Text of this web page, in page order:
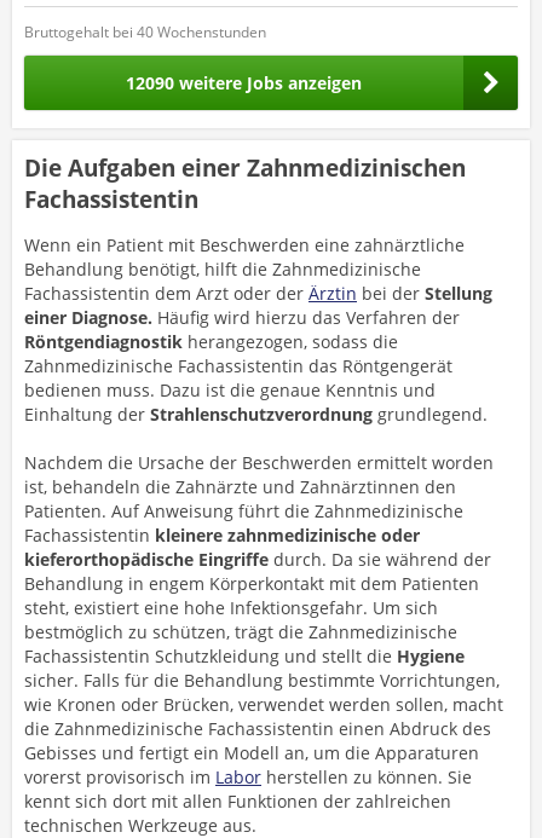
Bruttogehalt bei 40 Wochenstunden
12090 weitere Jobs anzeigen
Die Aufgaben einer Zahnmedizinischen
Fachassistentin
Wenn ein Patient mit Beschwerden eine zahnärztliche
Behandlung benötigt, hilft die Zahnmedizinische
Fachassistentin dem Arzt oder der Ärztin bei der Stellung
einer Diagnose. Häufig wird hierzu das Verfahren der
Röntgendiagnostik herangezogen, sodass die
Zahnmedizinische Fachassistentin das Röntgengerät
bedienen muss. Dazu ist die genaue Kenntnis und
Einhaltung der Strahlenschutzverordnung grundlegend.
Nachdem die Ursache der Beschwerden ermittelt worden
ist, behandeln die Zahnärzte und Zahnärztinnen den
Patienten. Auf Anweisung führt die Zahnmedizinische
Fachassistentin kleinere zahnmedizinische oder
kieferorthopädische Eingriffe durch. Da sie während der
Behandlung in engem Körperkontakt mit dem Patienten
steht, existiert eine hohe Infektionsgefahr. Um sich
bestmöglich zu schützen, trägt die Zahnmedizinische
Fachassistentin Schutzkleidung und stellt die Hygiene
sicher. Falls für die Behandlung bestimmte Vorrichtungen,
wie Kronen oder Brücken, verwendet werden sollen, macht
die Zahnmedizinische Fachassistentin einen Abdruck des
Gebisses und fertigt ein Modell an, um die Apparaturen
vorerst provisorisch im Labor herstellen zu können. Sie
kennt sich dort mit allen Funktionen der zahlreichen
technischen Werkzeuge aus.